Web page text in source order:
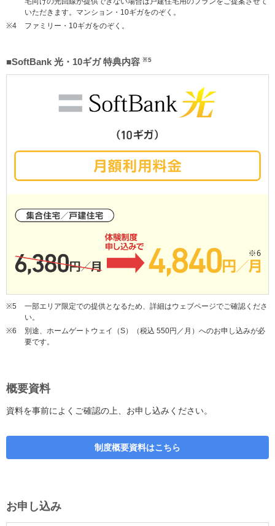
いただきます。マンション・10ギガをのぞく。
※4
ファミリー・10ギガをのぞく。
■SoftBank 光・10ギガ 特典内容 ※5
※5
一部エリア限定での提供となるため、詳細はウェブページでご確認くださ
い。
※6
別途、ホームゲートウェイ（S）（税込 550円／月）へのお申し込みが必
要です。
概要資料
資料を事前によくご確認の上、お申し込みください。
制度概要資料はこちら
お申し込み